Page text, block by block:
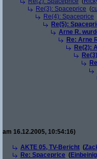
Re(3): Spaceprice (
Re(4): Spaceprice
Re(5):
Arne R.
Re: Arne
Re(2):
am 16.12.2005, 10:54:16)
AKTE 05, TV-Bericht (
Re: Spaceprice (